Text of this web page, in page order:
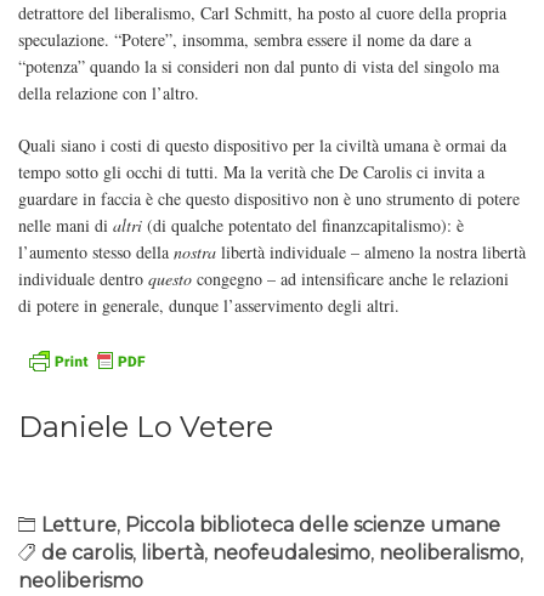
detrattore del liberalismo, Carl Schmitt, ha posto al cuore della propria
speculazione. “Potere”, insomma, sembra essere il nome da dare a
“potenza” quando la si consideri non dal punto di vista del singolo ma
della relazione con l’altro.
Quali siano i costi di questo dispositivo per la civiltà umana è ormai da
tempo sotto gli occhi di tutti. Ma la verità che De Carolis ci invita a
guardare in faccia è che questo dispositivo non è uno strumento di potere
nelle mani di altri (di qualche potentato del finanzcapitalismo): è
l’aumento stesso della nostra libertà individuale – almeno la nostra libertà
individuale dentro questo congegno – ad intensificare anche le relazioni
di potere in generale, dunque l’asservimento degli altri.
Daniele Lo Vetere
Letture, Piccola biblioteca delle scienze umane
de carolis, libertà, neofeudalesimo, neoliberalismo,
neoliberismo